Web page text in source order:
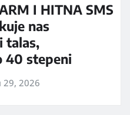
I HITNA SMS
nas
talas,
40 stepeni
29, 2026